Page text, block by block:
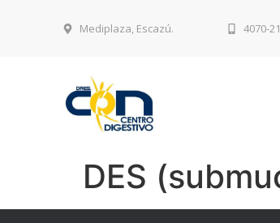
Mediplaza, Escazú. 4070-
DES